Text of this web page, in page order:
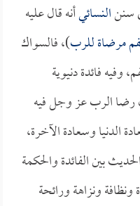
سننالنسائيأنه قال عليه
مرضاة للرب)، فالسواك
وفيه فائدة دنيوية
رضا الرب عز وجل فيه
الدنيا وسعادة الآخرة،
بين الفائدة والحكمة
ونزاهة ورائحة